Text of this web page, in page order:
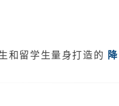
和留学生量身打造的